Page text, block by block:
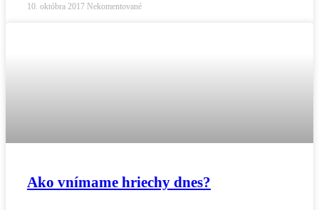
10. októbra 2017 Nekomentované
Ako vnímame hriechy dnes?